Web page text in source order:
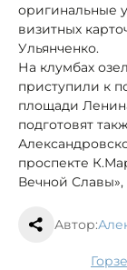
оригинальные
визитных
Ульянченко.
На клумбах
приступили к
площади
подготовят
проспекте
Вечной Славы»,
Автор: